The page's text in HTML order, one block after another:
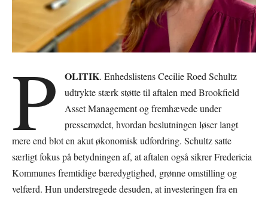
P OLITIK. Enhedslistens Cecilie Roed Schultz
udtrykte stærk støtte til aftalen med Brookfield
Asset Management og fremhævede under
pressemødet, hvordan beslutningen løser langt
mere end blot en akut økonomisk udfordring. Schultz satte
særligt fokus på betydningen af, at aftalen også sikrer Fredericia
Kommunes fremtidige bæredygtighed, grønne omstilling og
velfærd. Hun understregede desuden, at investeringen fra en